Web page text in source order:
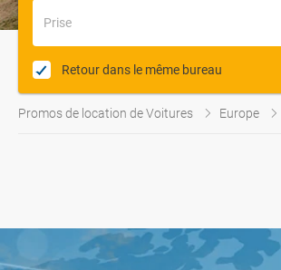
Prise
Retour dans le même bureau
Promos de location de Voitures Europe